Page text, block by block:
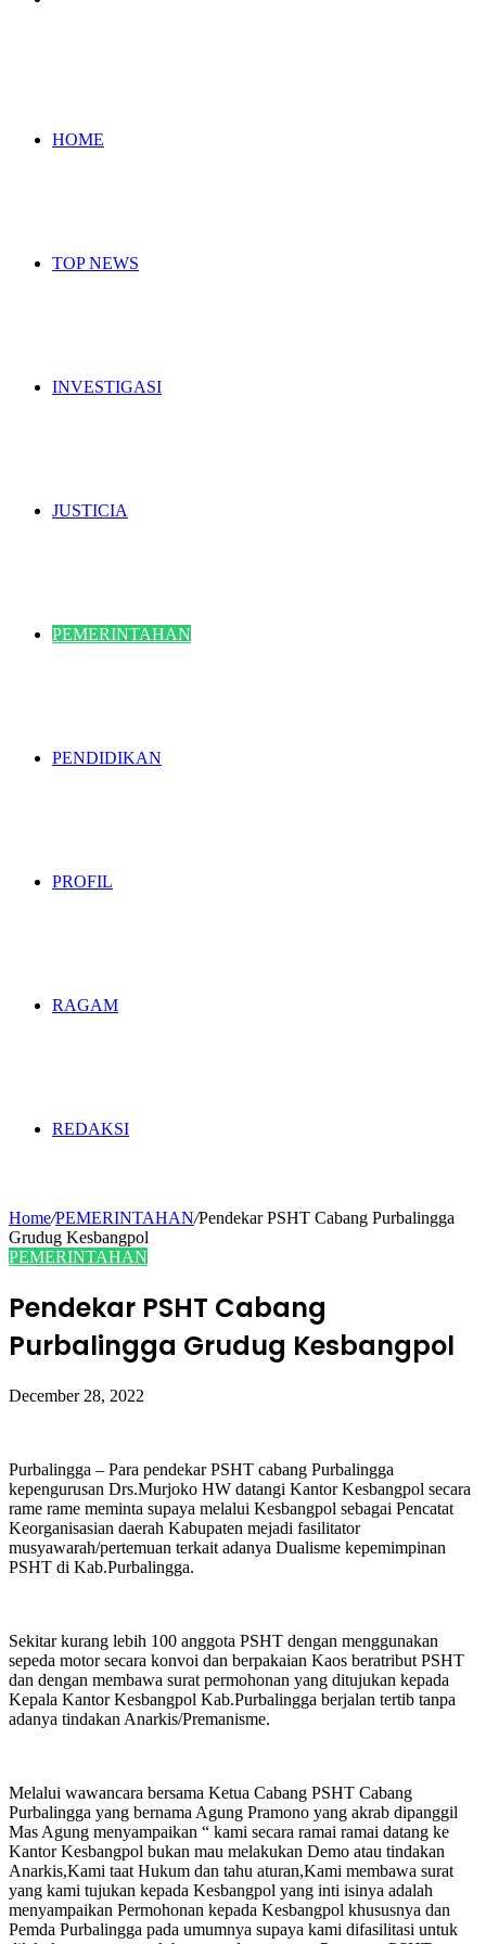
HOME
TOP NEWS
INVESTIGASI
JUSTICIA
PEMERINTAHAN
PENDIDIKAN
PROFIL
RAGAM
REDAKSI
Home/PEMERINTAHAN/Pendekar PSHT Cabang Purbalingga
Grudug Kesbangpol
PEMERINTAHAN
Pendekar PSHT Cabang
Purbalingga Grudug Kesbangpol
December 28, 2022
Purbalingga – Para pendekar PSHT cabang Purbalingga
kepengurusan Drs.Murjoko HW datangi Kantor Kesbangpol secara
rame rame meminta supaya melalui Kesbangpol sebagai Pencatat
Keorganisasian daerah Kabupaten mejadi fasilitator
musyawarah/pertemuan terkait adanya Dualisme kepemimpinan
PSHT di Kab.Purbalingga.
Sekitar kurang lebih 100 anggota PSHT dengan menggunakan
sepeda motor secara konvoi dan berpakaian Kaos beratribut PSHT
dan dengan membawa surat permohonan yang ditujukan kepada
Kepala Kantor Kesbangpol Kab.Purbalingga berjalan tertib tanpa
adanya tindakan Anarkis/Premanisme.
Melalui wawancara bersama Ketua Cabang PSHT Cabang
Purbalingga yang bernama Agung Pramono yang akrab dipanggil
Mas Agung menyampaikan “ kami secara ramai ramai datang ke
Kantor Kesbangpol bukan mau melakukan Demo atau tindakan
Anarkis,Kami taat Hukum dan tahu aturan,Kami membawa surat
yang kami tujukan kepada Kesbangpol yang inti isinya adalah
menyampaikan Permohonan kepada Kesbangpol khususnya dan
Pemda Purbalingga pada umumnya supaya kami difasilitasi untuk